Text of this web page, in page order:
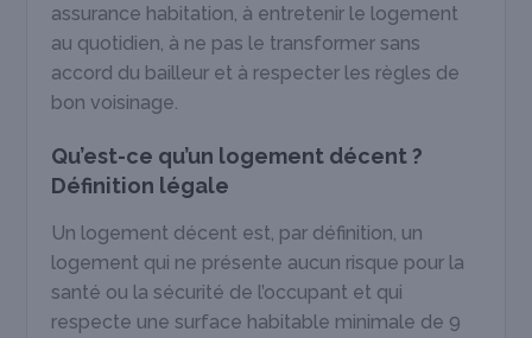
assurance habitation, à entretenir le logement
au quotidien, à ne pas le transformer sans
accord du bailleur et à respecter les règles de
bon voisinage.
Qu’est-ce qu’un logement décent ?
Définition légale
Un logement décent est, par définition, un
logement qui ne présente aucun risque pour la
santé ou la sécurité de l’occupant et qui
respecte une surface habitable minimale de 9